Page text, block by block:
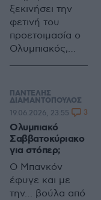
ξεκινήσει την
φετινή του
προετοιμασία ο
Ολυμπιακός,
κόσμο και
κοσμάκη
ΠΑΝΤΕΛΗΣ
ΔΙΑΜΑΝΤΟΠΟΥΛΟΣ
Ολυμπιακό
Σαββατοκύριακο
για στόπερ;
Ο Μπανκόν
έφυγε και με
την… βούλα από
19.06.2026, 23:55 3